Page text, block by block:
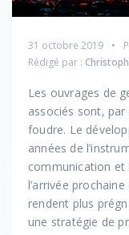
31 octobre 2019
Rédigé par :
Les ouvrages de
associés sont,
foudre. Le
années de
communication et
l’arrivée
rendent plus
une stratégie de